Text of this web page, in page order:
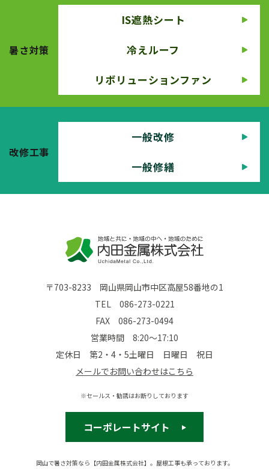
暑さ対策
IS遮熱シート
冷えルーフ
リボリューションファン
改修工事
一般改修
一般修繕
〒703-8233 岡山県岡山市中区高屋58番地の1
TEL 086-273-0221
FAX 086-273-0494
営業時間 8:20～17:10
定休日 第2・4・5土曜日 日曜日 祝日
メールでお問い合わせはこちら
※セールス・勧誘はお断りしております
コーポレートサイト
岡山で暑さ対策なら【内田金属株式会社】。屋根工事も承っております。